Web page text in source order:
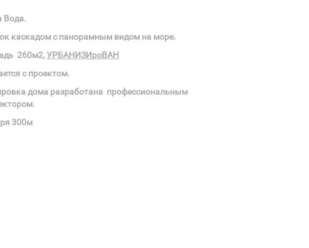
Вода.
каскадом с панорамным видом на море.
260м2,УРБАНИЗИроВАН
с проектом.
дома разработана профессиональным
300м